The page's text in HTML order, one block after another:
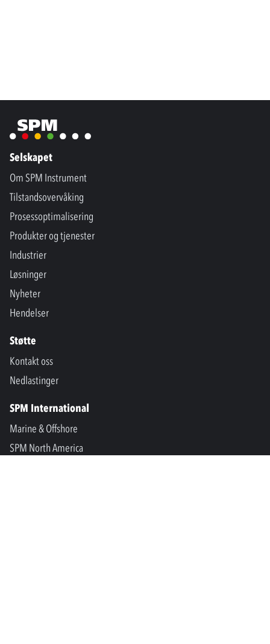
Selskapet
Om SPM Instrument
Tilstandsovervåking
Prosessoptimalisering
Produkter og tjenester
Industrier
Løsninger
Nyheter
Hendelser
Støtte
Kontakt oss
Nedlastinger
SPM International
Marine & Offshore
SPM North America